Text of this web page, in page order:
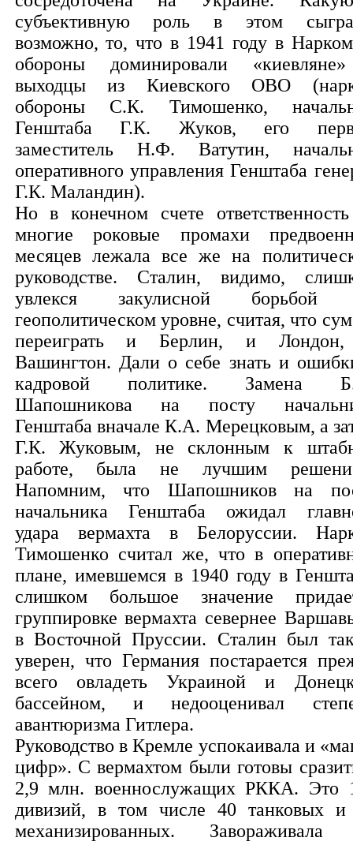
субъективную роль в этом
возможно, то, что в 1941 году в
обороны доминировали
выходцы из Киевского ОВО
обороны С.К. Тимошенко,
Генштаба Г.К. Жуков, его
заместитель Н.Ф. Ватутин,
оперативного управления Генштаба
Г.К. Маландин).
Но в конечном счете
многие роковые промахи
месяцев лежала все же на
руководстве. Сталин, видимо,
увлекся закулисной борьбой
геополитическом уровне, считая, что
переиграть и Берлин, и
Вашингтон. Дали о себе знать и
кадровой политике. Замена
Шапошникова на посту
Генштаба вначале К.А. Мерецковым, а
Г.К. Жуковым, не склонным к
работе, была не лучшим
Напомним, что Шапошников на
начальника Генштаба ожидал
удара вермахта в Белоруссии.
Тимошенко считал же, что в
плане, имевшемся в 1940 году в
слишком большое значение
группировке вермахта севернее
в Восточной Пруссии. Сталин был
уверен, что Германия постарается
всего овладеть Украиной и
бассейном, и недооценивал
авантюризма Гитлера.
Руководство в Кремле успокаивала и
цифр». С вермахтом были готовы
2,9 млн. военнослужащих РККА. Это
дивизий, в том числе 40 танковых
механизированных. Завораживала